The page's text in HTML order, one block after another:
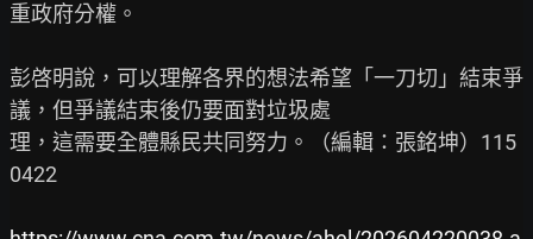
重政府分權。
彭啓明說，可以理解各界的想法希望「一刀切」結束爭
議，但爭議結束後仍要面對垃圾處
理，這需要全體縣民共同努力。（編輯：張銘坤）115
0422